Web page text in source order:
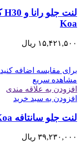
Koa
۱۵,۴۲۱,۵۰۰ ریال
برای مقایسه اضافه کنید
مشاهده سریع
افزودن به علاقه مندی
افزودن به سبد خرید
لنت جلو سانتافه SunSky RS Low Metallic Koa
۳۹,۲۳۰,۰۰۰ ریال